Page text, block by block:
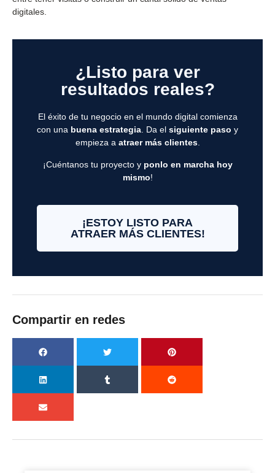
digitales.
¿Listo para ver
resultados reales?
El éxito de tu negocio en el mundo digital comienza
con una buena estrategia. Da el siguiente paso y
empieza a atraer más clientes.
¡Cuéntanos tu proyecto y ponlo en marcha hoy
mismo!
¡ESTOY LISTO PARA
ATRAER MÁS CLIENTES!
Compartir en redes